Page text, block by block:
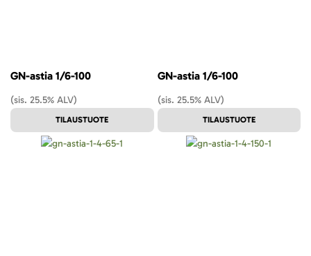
GN-astia 1/6-100
(sis. 25.5% ALV)
TILAUSTUOTE
GN-astia 1/6-100
(sis. 25.5% ALV)
TILAUSTUOTE